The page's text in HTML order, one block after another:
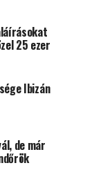
25 ezer
Ibizán
de már